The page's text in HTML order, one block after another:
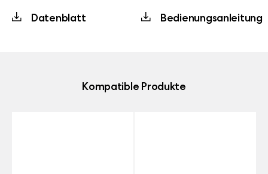
Datenblatt
Bedienungsanleitung
Kompatible Produkte